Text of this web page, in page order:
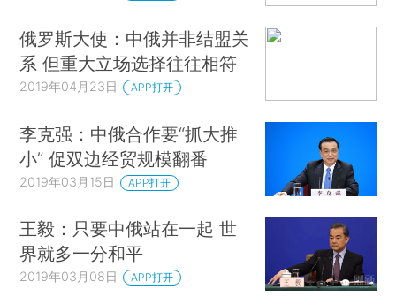
俄罗斯大使：中俄并非结盟关
系 但重大立场选择往往相符
2019年04月23日 APP打开
李克强：中俄合作要“抓大推
小” 促双边经贸规模翻番
2019年03月15日 APP打开
王毅：只要中俄站在一起 世
界就多一分和平
2019年03月08日 APP打开